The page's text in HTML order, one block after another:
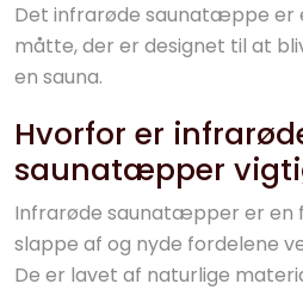
Det infrarøde saunatæppe er
måtte, der er designet til at
en sauna.
Hvorfor er
saunatæpper
Infrarøde saunatæpper er en
slappe af og nyde fordelene
De er lavet af naturlige